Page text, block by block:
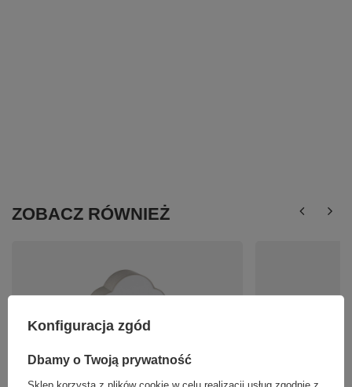
ZOBACZ RÓWNIEŻ
10006
Konfiguracja zgód
Dbamy o Twoją prywatność